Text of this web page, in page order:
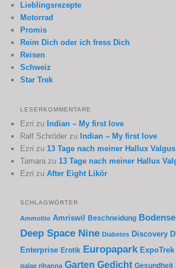
Lieblingsrezepte
Motorrad
Promis
Reim Dich oder ich fress Dich
Reisen
Schweiz
Star Trek
LESERKOMMENTARE
Ezri zu Indian – My first love
Ralf Schröder zu Indian – My first love
Ezri zu 13 Tage nach meiner Hallux
Tamara zu 13 Tage nach meiner Hallux
Ezri zuAfter Eight Likör
SCHLAGWÖRTER
Ammolite Amriswil Beschneidung
Deep Space Nine Diabetes Discovery
Enterprise Erotik Europapark ExpoTrek
galae rihanna Garten Gedicht Gesundheit